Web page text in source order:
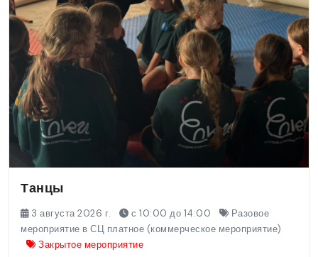
Танцы
3 августа 2026 г. с 10:00 до 14:00
Разовое
мероприятие в СЦ платное (коммерческое мероприятие)
Закрытое мероприятие